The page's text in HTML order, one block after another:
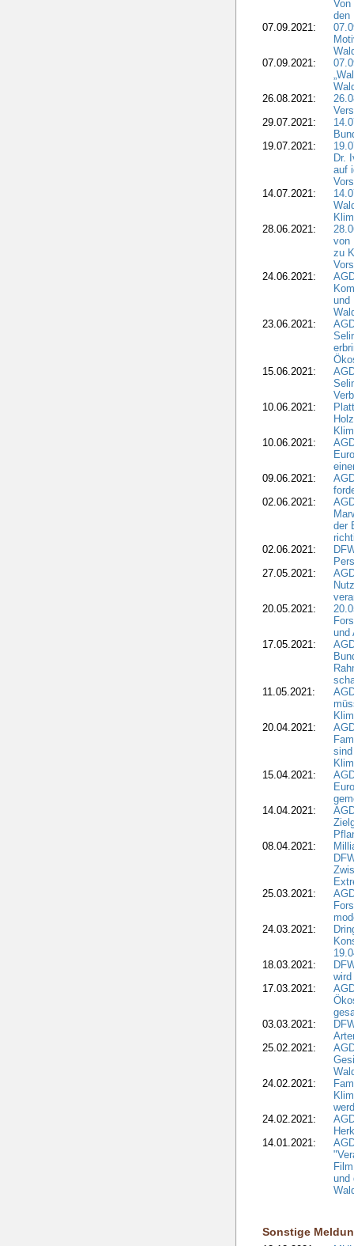
den
07.09.2021:
07.09.2021:
26.08.2021:
29.07.2021:
19.07.2021:
Dr.
auf
14.07.2021:
28.06.2021:
von
zu
24.06.2021:
und
23.06.2021:
15.06.2021:
10.06.2021:
10.06.2021:
09.06.2021:
02.06.2021:
der
02.06.2021:
27.05.2021:
20.05.2021:
und
17.05.2021:
11.05.2021:
20.04.2021:
15.04.2021:
14.04.2021:
08.04.2021:
25.03.2021:
24.03.2021:
18.03.2021:
17.03.2021:
03.03.2021:
25.02.2021:
24.02.2021:
24.02.2021:
14.01.2021:
und
Sonstige